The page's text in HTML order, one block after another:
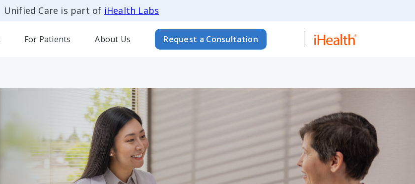
Unified Care is part of iHealth Labs
For Patients About Us Request a Consultation